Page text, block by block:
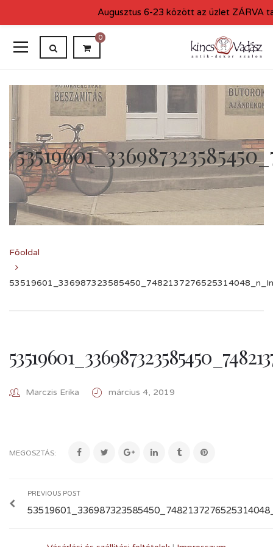
0
Főoldal
Marczis Erika március 4, 2019
MEGOSZTÁS:
PREVIOUS POST
Augusztus 6-23 között az üzlet ZÁRVA